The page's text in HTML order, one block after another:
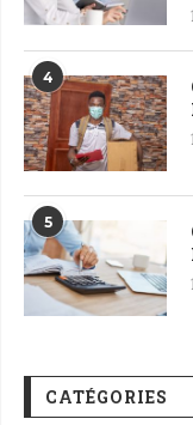
4
5
CATÉGORIES